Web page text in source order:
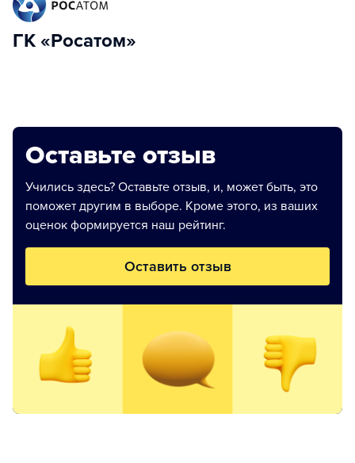
ГК «Росатом»
Оставьте отзыв
Учились здесь? Оставьте отзыв, и, может быть, это
поможет другим в выборе. Кроме этого, из ваших
оценок формируется наш рейтинг.
Оставить отзыв